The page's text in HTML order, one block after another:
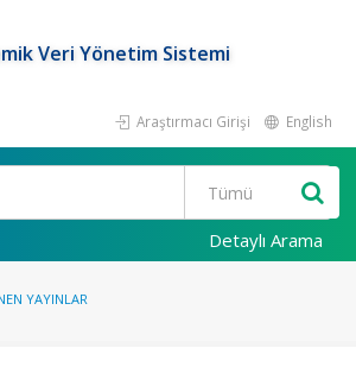
Veri Yönetim Sistemi
Araştırmacı Girişi English
Detaylı Arama
YAYINLAR